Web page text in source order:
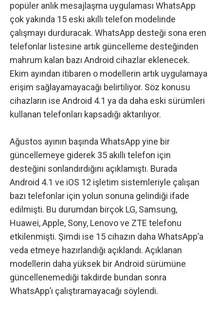
popüler anlık mesajlaşma uygulaması WhatsApp
çok yakında 15 eski akıllı telefon modelinde
çalışmayı durduracak. WhatsApp desteği sona eren
telefonlar listesine artık güncelleme desteğinden
mahrum kalan bazı Android cihazlar eklenecek.
Ekim ayından itibaren o modellerin artık uygulamaya
erişim sağlayamayacağı belirtiliyor. Söz konusu
cihazların ise Android 4.1 ya da daha eski sürümleri
kullanan telefonları kapsadığı aktarılıyor.
Ağustos ayının başında WhatsApp yine bir
güncellemeye giderek 35 akıllı telefon için
desteğini sonlandırdığını açıklamıştı. Burada
Android 4.1 ve iOS 12 işletim sistemleriyle çalışan
bazı telefonlar için yolun sonuna gelindiği ifade
edilmişti. Bu durumdan birçok LG, Samsung,
Huawei, Apple, Sony, Lenovo ve ZTE telefonu
etkilenmişti. Şimdi ise 15 cihazın daha WhatsApp’a
veda etmeye hazırlandığı açıklandı. Açıklanan
modellerin daha yüksek bir Android sürümüne
güncellenemediği takdirde bundan sonra
WhatsApp’ı çalıştıramayacağı söylendi.